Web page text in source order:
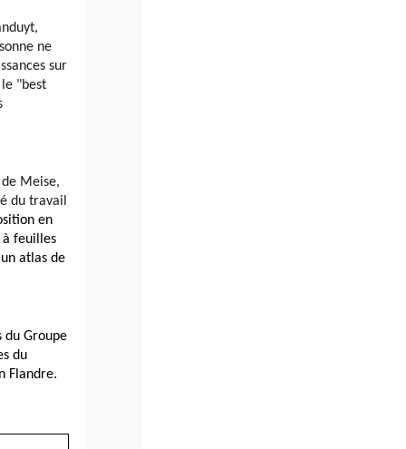
ne
sur
"best
Meise,
du travail
en
à feuilles
atlas de
du Groupe
du
Flandre.